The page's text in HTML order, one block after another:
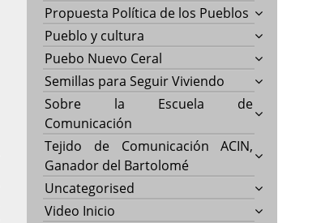
Propuesta Política de los Pueblos
Pueblo y cultura
Puebo Nuevo Ceral
Semillas para Seguir Viviendo
Sobre la Escuela de
Comunicación
Tejido de Comunicación ACIN,
Ganador del Bartolomé
Uncategorised
Video Inicio